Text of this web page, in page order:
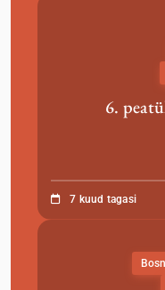
6.
7 kuud tagasi